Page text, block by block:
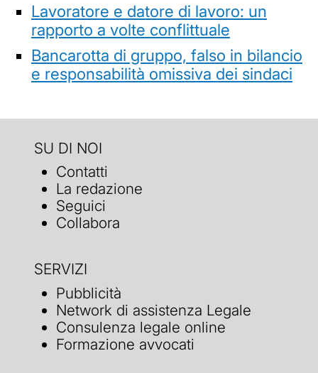
Lavoratore e datore di lavoro: un
rapporto a volte conflittuale
Bancarotta di gruppo, falso in bilancio
e responsabilità omissiva dei sindaci
SU DI NOI
Contatti
La redazione
Seguici
Collabora
SERVIZI
Pubblicità
Network di assistenza Legale
Consulenza legale online
Formazione avvocati